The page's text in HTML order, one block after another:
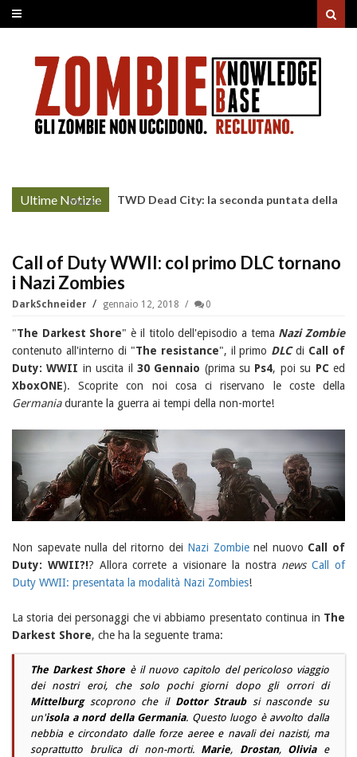
Ultime Notizie
More »
TWD Dead City: la seconda puntata della
Call of Duty WWII: col primo DLC tornano
i Nazi Zombies
DarkSchneider gennaio 12, 2018 0
"The Darkest Shore" è il titolo dell'episodio a tema Nazi Zombie
contenuto all'interno di "The resistance", il primo DLCdi Call of
Duty: WWII in uscita il 30 Gennaio (prima su Ps4, poi su PCed
XboxONE). Scoprite con noi cosa ci riservano le coste della
Germaniadurante la guerra ai tempi della non-morte!
Non sapevate nulla del ritorno dei Nazi Zombienel nuovo Call of
Duty: WWII?!? Allora correte a visionare la nostra news Call of
Duty WWII: presentata la modalità Nazi Zombies!
La storia dei personaggi che vi abbiamo presentato continua in The
Darkest Shore, che ha la seguente trama:
The Darkest Shore è il nuovo capitolo del pericoloso viaggio
dei nostri eroi, che solo pochi giorni dopo gli orrori di
Mittelburgscoprono che il Dottor Straubsi nasconde su
un'isola a nord della Germania. Questo luogo è avvolto dalla
nebbia e circondato dalle forze aeree e navali dei nazisti, ma
soprattutto brulica di non-morti. Marie, Drostan, Oliviae